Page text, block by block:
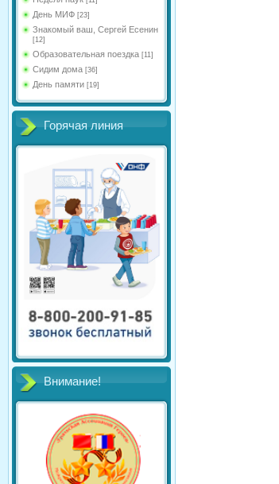
День МИФ [23]
Знакомый ваш, Сергей Есенин
[12]
Образовательная поездка [11]
Сидим дома [36]
День памяти [19]
Горячая линия
Внимание!